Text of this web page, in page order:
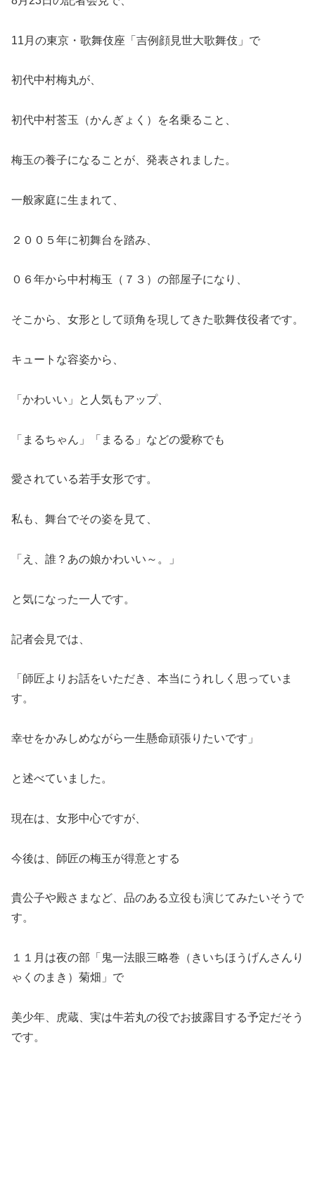
11月の東京・歌舞伎座「吉例顔見世大歌舞伎」で
初代中村梅丸が、
初代中村莟玉（かんぎょく）を名乗ること、
梅玉の養子になることが、発表されました。
一般家庭に生まれて、
２００５年に初舞台を踏み、
０６年から中村梅玉（７３）の部屋子になり、
そこから、女形として頭角を現してきた歌舞伎役者です。
キュートな容姿から、
「かわいい」と人気もアップ、
「まるちゃん」「まるる」などの愛称でも
愛されている若手女形です。
私も、舞台でその姿を見て、
「え、誰？あの娘かわいい～。」
と気になった一人です。
記者会見では、
「師匠よりお話をいただき、本当にうれしく思っていま
す。
幸せをかみしめながら一生懸命頑張りたいです」
と述べていました。
現在は、女形中心ですが、
今後は、師匠の梅玉が得意とする
貴公子や殿さまなど、品のある立役も演じてみたいそうで
す。
１１月は夜の部「鬼一法眼三略巻（きいちほうげんさんり
ゃくのまき）菊畑」で
美少年、虎蔵、実は牛若丸の役でお披露目する予定だそう
です。